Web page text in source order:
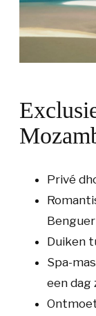
Privé
Duiken
Spa-
een dag